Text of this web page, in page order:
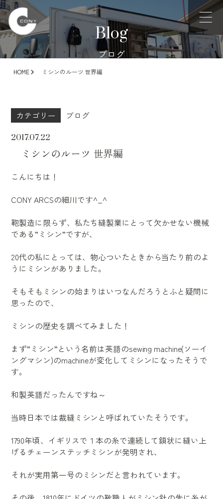
Blog
ブログ
HOME ミシンのルーツ 世界編
カテゴリー ブログ
2017.07.22
ミシンのルーツ 世界編
こんにちは！
CONY ARCSの細川です^_^
鞄製造に限らず、私たち縫製業にとって欠かせない機械
である”ミシン”ですが、
20代の私にとっては、物心ついたときから当たり前のよ
うにミシンがありました。
そもそもミシンの始まりはいつなんだろうとふと疑問に
思ったので、
ミシンの歴史を調べてみました！
まず”ミシン”という名前は英語のsewing machine(ソーイ
ングマシン)のmachineが変化してミシンになったそうで
す。
和製英語だったんですね～
当時日本では裁縫ミシンと呼ばれていたそうです。
1790年頃、イギリスで１本の糸で連続して鎖状に縫い上
げるチェーンステッチミシンが発明され、
それが実用第一号のミシンだと言われています。